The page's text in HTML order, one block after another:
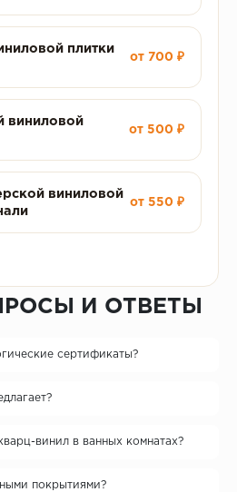
плитки
от 700 ₽
виниловой
от 500 ₽
виниловой
от 550 ₽
И ОТВЕТЫ
сертификаты?
винил в ванных комнатах?
покрытиями?